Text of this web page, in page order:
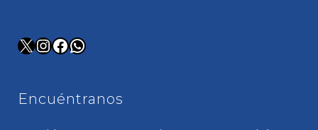
X Instagram
Facebook
WhatsApp
Encuéntranos